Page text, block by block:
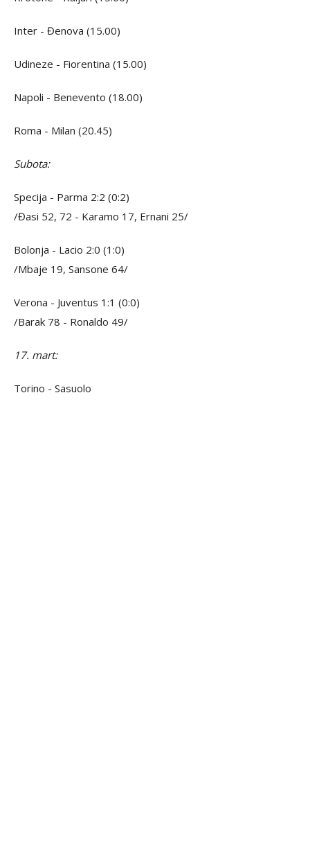
Inter - Đenova (15.00)
Udineze - Fiorentina (15.00)
Napoli - Benevento (18.00)
Roma - Milan (20.45)
Subota:
Specija - Parma 2:2 (0:2)
/Đasi 52, 72 - Karamo 17, Ernani 25/
Bolonja - Lacio 2:0 (1:0)
/Mbaje 19, Sansone 64/
Verona - Juventus 1:1 (0:0)
/Barak 78 - Ronaldo 49/
17. mart:
Torino - Sasuolo